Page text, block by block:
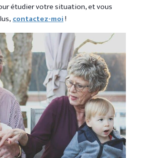
étudier votre situation, et vous
contactez-moi!